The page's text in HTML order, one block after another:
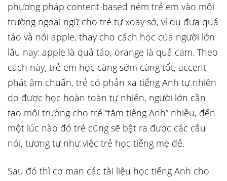
phương pháp content-based ném trẻ em vào môi
trường ngoại ngữ cho trẻ tự xoay sở, ví dụ đưa quả
táo và nói apple, thay cho cách học của người lớn
lâu nay: apple là quả táo, orange là quả cam. Theo
cách này, trẻ em học càng sớm càng tốt, accent
phát âm chuẩn, trẻ có phản xạ tiếng Anh tự nhiên
do được học hoàn toàn tự nhiên, người lớn cần
tạo môi trường cho trẻ “tắm tiếng Anh” nhiều, đến
một lúc nào đó trẻ cũng sẽ bật ra được các câu
nói, tương tự như việc trẻ học tiếng mẹ đẻ.
Sau đó thì cơ man các tài liệu học tiếng Anh cho